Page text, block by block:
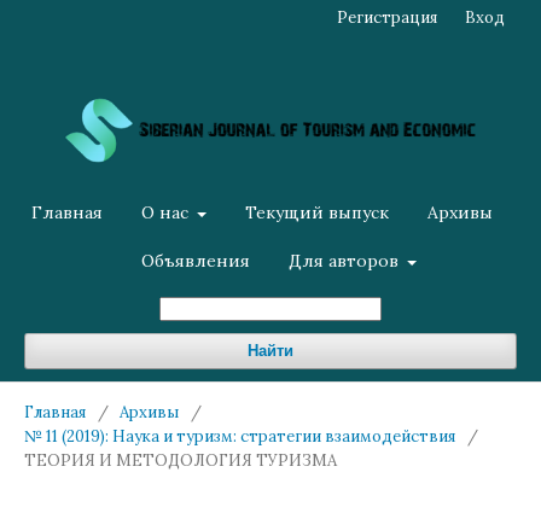
Главная О нас Текущий выпуск Архивы
Объявления Для авторов
Найти
Регистрация Вход
Главная / Архивы
/
№ 11 (2019): Наука и туризм: стратегии взаимодействия
/
ТЕОРИЯ И МЕТОДОЛОГИЯ ТУРИЗМА